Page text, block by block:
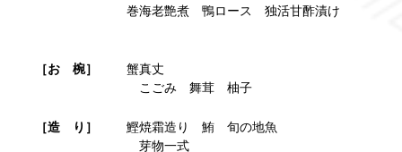
巻海老艶煮 鴨ロース 独活甘酢漬け
［お 椀］
蟹真丈
こごみ 舞茸 柚子
［造 り］
鰹焼霜造り 鮪 旬の地魚
芽物一式